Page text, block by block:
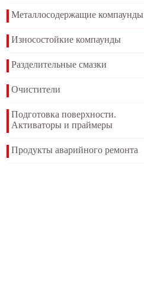
Металлосодержащие компаунды
Износостойкие компаунды
Разделительные смазки
Очистители
Подготовка поверхности.
Активаторы и праймеры
Продукты аварийного ремонта